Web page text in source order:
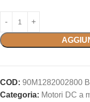
COD: 90M1282002800
Categoria: Motori DC a